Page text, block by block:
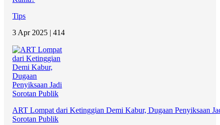
Tips
3 Apr 2025 |414
ART Lompat dari Ketinggian Demi Kabur, Dugaan Penyiksaan
Sorotan Publik